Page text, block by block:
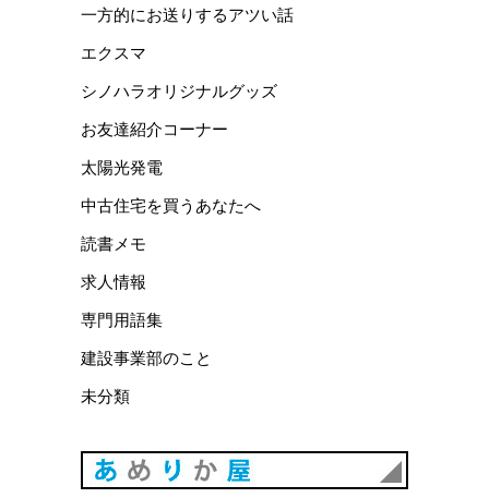
一方的にお送りするアツい話
エクスマ
シノハラオリジナルグッズ
お友達紹介コーナー
太陽光発電
中古住宅を買うあなたへ
読書メモ
求人情報
専門用語集
建設事業部のこと
未分類